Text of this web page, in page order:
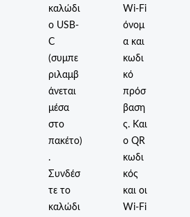
καλώδι
ο USB-
C
(συμπε
ριλαμβ
άνεται
μέσα
στο
πακέτο)
.
Συνδέσ
τε το
καλώδι
Wi-Fi
όνομ
α και
κωδι
κό
πρόσ
βαση
ς. Και
ο QR
κωδι
κός
και οι
Wi-Fi